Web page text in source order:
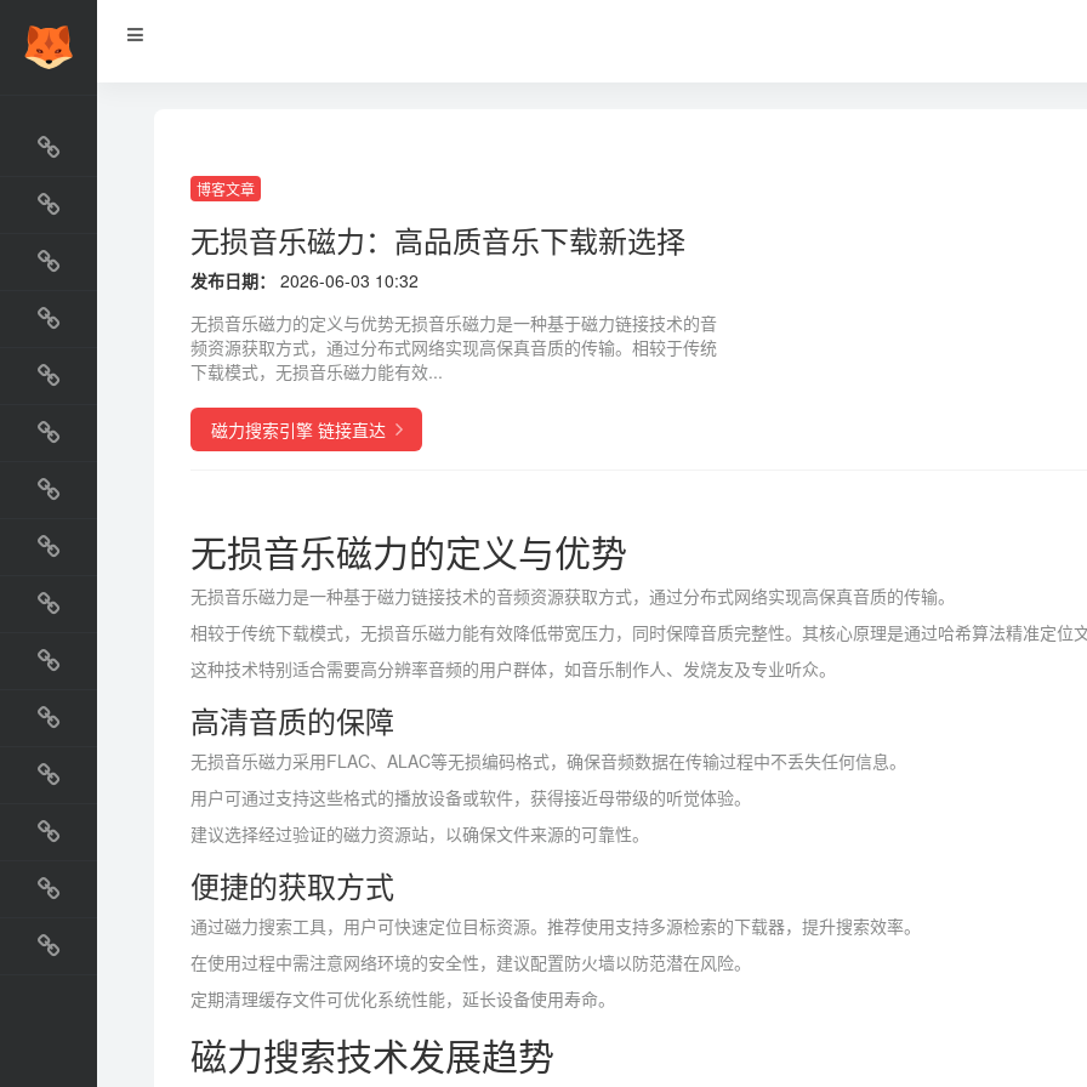
最新收录
网站资源榜
交流排行榜
金融排行榜
阅读排行榜
工具排行榜
设计排行榜
国外网站
生活
直播
动漫
电影
教程
纪录片
博客文章
无损音乐磁力：高品质音乐下载新选择
发布日期：
2026-06-03 10:32
无损音乐磁力的定义与优势无损音乐磁力是一种基于磁力链接技术的音
频资源获取方式，通过分布式网络实现高保真音质的传输。相较于传统
下载模式，无损音乐磁力能有效...
磁力搜索引擎 链接直达
无损音乐磁力的定义与优势
无损音乐磁力是一种基于磁力链接技术的音频资源获取方式，通过分布式网络实现高保真音质的传输。
相较于传统下载模式，无损音乐磁力能有效降低带宽压力，同时保障音质完整性。其核心原理是通过哈希算法精准定位文
这种技术特别适合需要高分辨率音频的用户群体，如音乐制作人、发烧友及专业听众。
高清音质的保障
无损音乐磁力采用FLAC、ALAC等无损编码格式，确保音频数据在传输过程中不丢失任何信息。
用户可通过支持这些格式的播放设备或软件，获得接近母带级的听觉体验。
建议选择经过验证的磁力资源站，以确保文件来源的可靠性。
便捷的获取方式
通过磁力搜索工具，用户可快速定位目标资源。推荐使用支持多源检索的下载器，提升搜索效率。
在使用过程中需注意网络环境的安全性，建议配置防火墙以防范潜在风险。
定期清理缓存文件可优化系统性能，延长设备使用寿命。
磁力搜索技术发展趋势